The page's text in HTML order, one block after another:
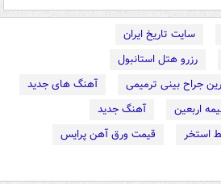
سایت تاریخ ایران
رزرو هتل استانبول
جراح بینی ترمیمی
آهنگ های جدید
اربعین
آهنگ جدید
استخر
قیمت ورق آهن پرایس